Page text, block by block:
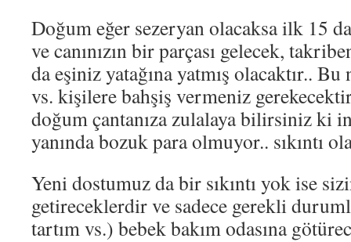
Doğum eğer sezeryan olacaksa ilk 15
ve canınızın bir parçası gelecek,
da eşiniz yatağına yatmış olacaktır.. Bu
vs. kişilere bahşiş vermeniz
doğum çantanıza zulalaya bilirsiniz ki
yanında bozuk para olmuyor.. sıkıntı
Yeni dostumuz da bir sıkıntı yok ise
getireceklerdir ve sadece gerekli
tartım vs.) bebek bakım odasına